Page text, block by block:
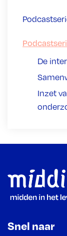
De
Inzet
Footer
Snel naar